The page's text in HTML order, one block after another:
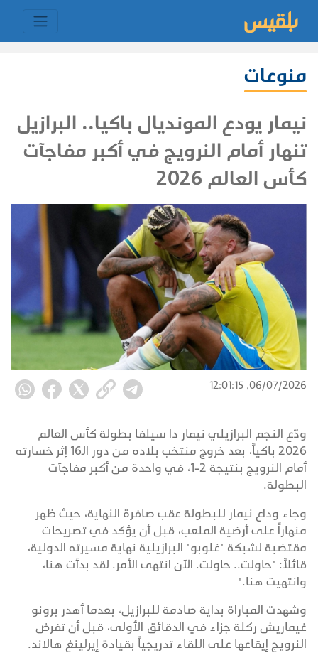
منوعات
نيمار يودع المونديال باكيا.. البرازيل
تنهار أمام النرويج في أكبر مفاجآت
كأس العالم 2026
06/07/2026, 12:01:15
ودّع النجم البرازيلي نيمار دا سيلفا بطولة كأس العالم
2026 باكياً، بعد خروج منتخب بلاده من دور الـ16 إثر خسارته
أمام النرويج بنتيجة 2-1، في واحدة من أكبر مفاجآت
البطولة.
وجاء وداع نيمار للبطولة عقب صافرة النهاية، حيث ظهر
منهاراً على أرضية الملعب، قبل أن يؤكد في تصريحات
مقتضبة لشبكة "غلوبو" البرازيلية نهاية مسيرته الدولية،
قائلاً: "حاولت.. حاولت. الآن انتهى الأمر. لقد بدأت هنا،
وانتهيت هنا."
وشهدت المباراة بداية صادمة للبرازيل، بعدما أهدر برونو
غيماريش ركلة جزاء في الدقائق الأولى، قبل أن تفرض
النرويج إيقاعها على اللقاء تدريجياً بقيادة إيرلينغ هالاند.